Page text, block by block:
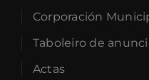
Corporación
Taboleiro de
Actas